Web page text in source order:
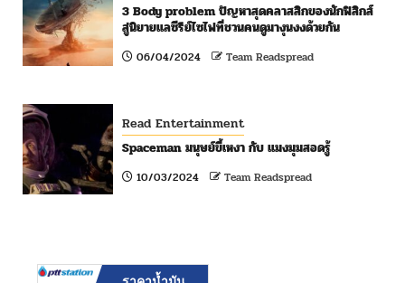
3 Body problem ปัญหาสุดคลาสสิกของนักฟิสิกส์
สู่นิยายแลซีรีย์ไซไฟที่ชวนคนดูมางุนงงด้วยกัน
06/04/2024 Team Readspread
Read Entertainment
Spaceman มนุษย์ขี้เหงา กับ แมงมุมสอดรู้
10/03/2024 Team Readspread